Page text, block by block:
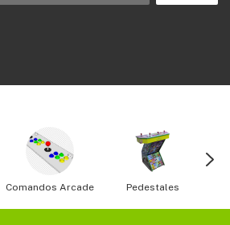
Comandos Arcade Pedestales